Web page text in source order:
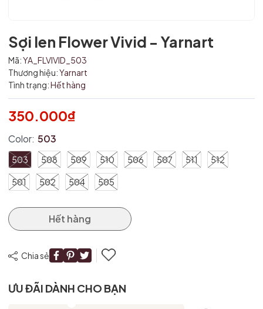
Sợi len Flower Vivid - Yarnart
Mã:YA_FLVIVID_503
Thương hiệu:Yarnart
Tình trạng:Hết hàng
350.000₫
Color: 503
503 508 509 510 506 507 511 512
501 502 504 505
Hết hàng
Chia sẻ
ƯU ĐÃI DÀNH CHO BẠN
Ngày hết hạn:
Điều kiện: